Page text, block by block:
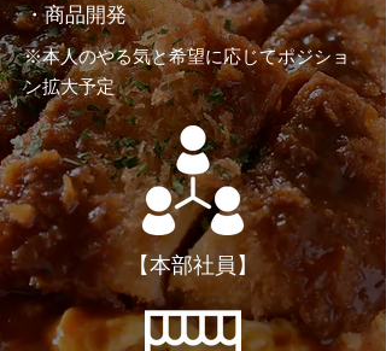
・商品開発
※本人のやる気と希望に応じてポジショ
ン拡大予定
【本部社員】